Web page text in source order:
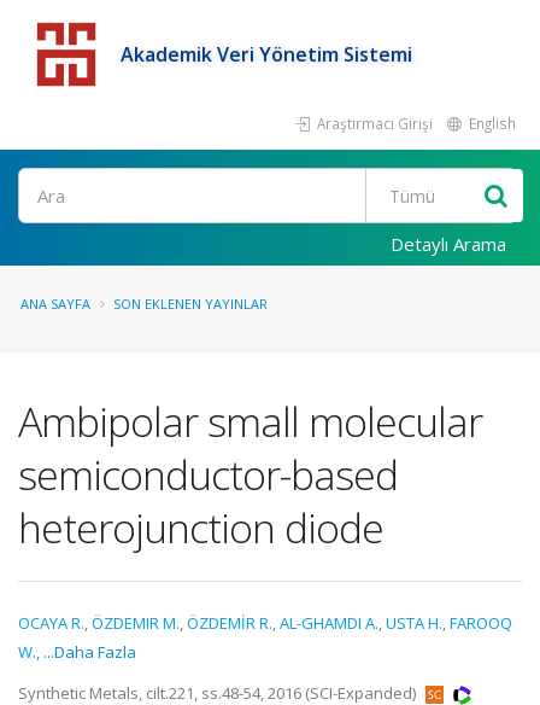
Akademik Veri Yönetim Sistemi
Araştırmacı Girişi English
Detaylı Arama
ANA SAYFA SON EKLENEN YAYINLAR
Ambipolar small molecular
semiconductor-based
heterojunction diode
OCAYA R.,ÖZDEMIR M.,ÖZDEMİR R.,AL-GHAMDI A.,USTA H.,FAROOQ
W., ...Daha Fazla
Synthetic Metals, cilt.221, ss.48-54, 2016 (SCI-Expanded)